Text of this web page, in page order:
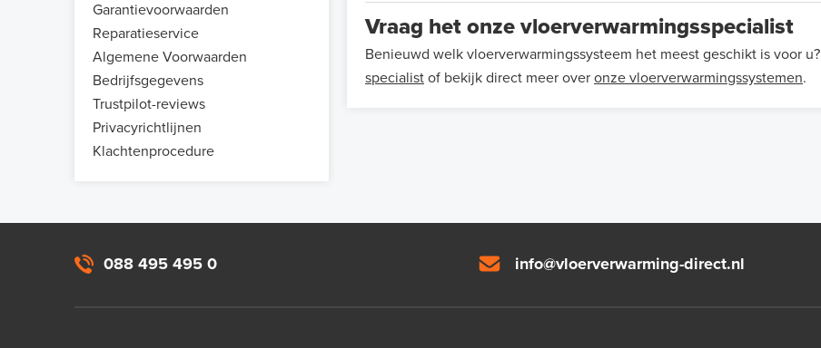
Garantievoorwaarden
Reparatieservice
Algemene Voorwaarden
Bedrijfsgegevens
Trustpilot-reviews
Privacyrichtlijnen
Klachtenprocedure
Vraag het onze vloerverwarmingsspecialist
Benieuwd welk vloerverwarmingssysteem het meest geschikt is voor u?
specialist of bekijk direct meer over onze vloerverwarmingssystemen.
088 495 495 0 info@vloerverwarming-direct.nl